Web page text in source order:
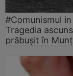
#Comunismul
Tragedia
prăbușit în